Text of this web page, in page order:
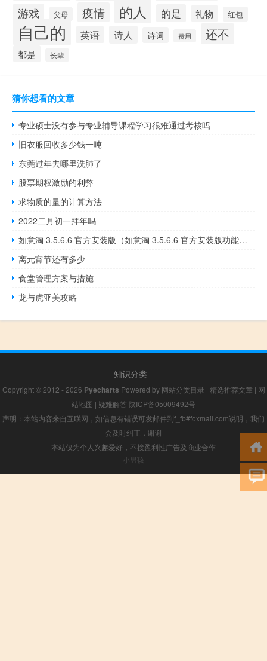
游戏 父母 疫情 的人 的是 礼物 红包
自己的 英语 诗人 诗词 费用 还不
都是 长辈
猜你想看的文章
专业硕士没有参与专业辅导课程学习很难通过考核吗
旧衣服回收多少钱一吨
东莞过年去哪里洗肺了
股票期权激励的利弊
求物质的量的计算方法
2022二月初一拜年吗
如意淘 3.5.6.6 官方安装版（如意淘 3.5.6.6 官方安装版功能简介）
离元宵节还有多少
食堂管理方案与措施
龙与虎亚美攻略
知识分类
Copyright © 2012 - 2026 Pyecharts Powered by 网站分类目录 | 精选推荐文章 | 网
站地图 | 疑难解答 陕ICP备05009492号
声明：本站内容来自互联网，如信息有错误可发邮件到f_fb#foxmail.com说明，我们
会及时纠正，谢谢
本站仅为个人兴趣爱好，不接盈利性广告及商业合作
小男孩